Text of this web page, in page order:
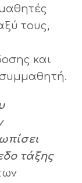
τους,
και
συμμαθητή.
τάξης